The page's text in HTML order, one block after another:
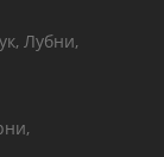
Лубни,